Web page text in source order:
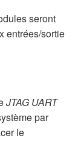
seront
entrées/sortie
JTAG UART
par
le